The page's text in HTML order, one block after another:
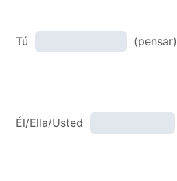
Tú (pensar)
Él/Ella/Usted